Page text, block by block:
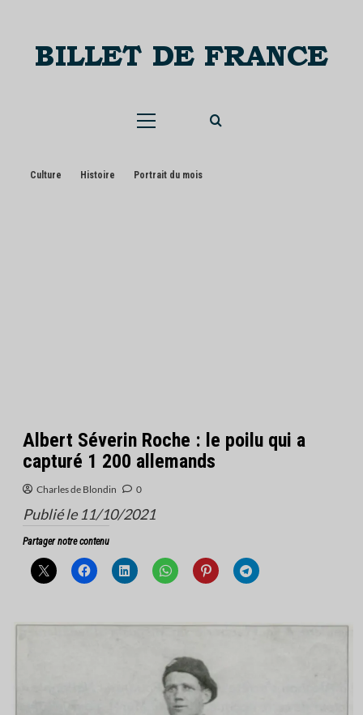
content
Menu
Culture Histoire Portrait du mois
Albert Séverin Roche : le poilu qui a
capturé 1 200 allemands
Charles de Blondin 0
Publié le 11/10/2021
Partager notre contenu